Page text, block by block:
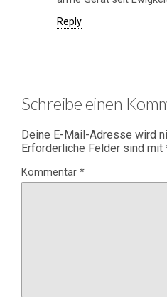
Reply
Schreibe einen
Deine E-Mail-Adresse wird
Erforderliche Felder sind mit
Kommentar *